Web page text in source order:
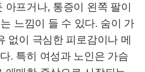
아프거나, 통증이 왼쪽 팔이
느낌이 들 수 있다. 숨이 가
없이 극심한 피로감이나 메
. 특히 여성과 노인은 가슴